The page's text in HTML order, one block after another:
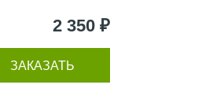
2 350 ₽
ЗАКАЗАТЬ